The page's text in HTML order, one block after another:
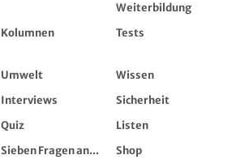
Weiterbildung
Kolumnen Tests
Umwelt
Wissen
Interviews
Sicherheit
Quiz
Listen
Sieben Fragen an...
Shop